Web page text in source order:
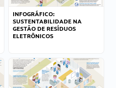
INFOGRÁFICO:
SUSTENTABILIDADE NA
GESTÃO DE RESÍDUOS
ELETRÔNICOS